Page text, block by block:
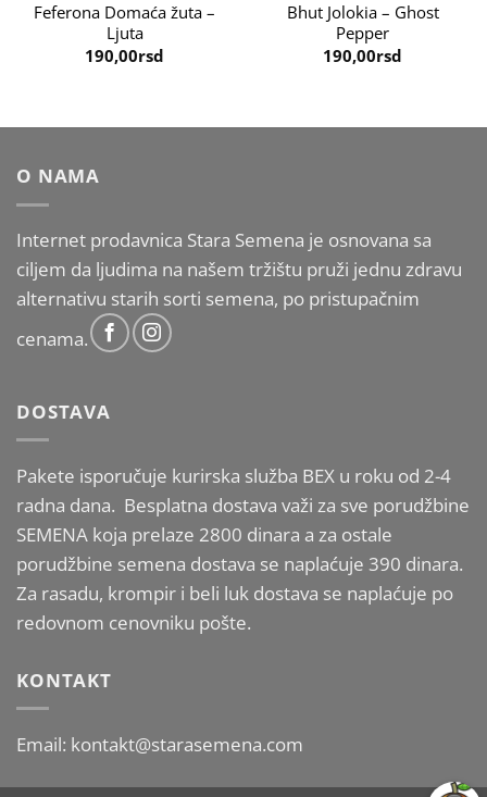
Feferona Domaća žuta –
Ljuta
190,00rsd
Bhut Jolokia – Ghost
Pepper
190,00rsd
O NAMA
Internet prodavnica Stara Semena je osnovana sa
ciljem da ljudima na našem tržištu pruži jednu zdravu
alternativu starih sorti semena, po pristupačnim
cenama.
DOSTAVA
Pakete isporučuje kurirska služba BEX u roku od 2-4
radna dana. Besplatna dostava važi za sve porudžbine
SEMENA koja prelaze 2800 dinara a za ostale
porudžbine semena dostava se naplaćuje 390 dinara.
Za rasadu, krompir i beli luk dostava se naplaćuje po
redovnom cenovniku pošte.
KONTAKT
Email: kontakt@starasemena.com